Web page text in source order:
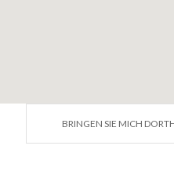
BRINGEN SIE MICH